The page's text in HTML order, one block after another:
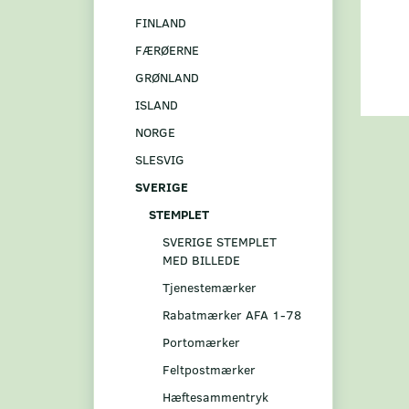
FINLAND
FÆRØERNE
GRØNLAND
ISLAND
NORGE
SLESVIG
SVERIGE
STEMPLET
SVERIGE STEMPLET
MED BILLEDE
Tjenestemærker
Rabatmærker AFA 1-78
Portomærker
Feltpostmærker
Hæftesammentryk